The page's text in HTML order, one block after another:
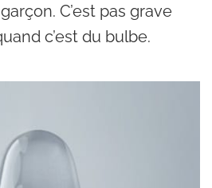
C’est pas grave
c’est du bulbe.